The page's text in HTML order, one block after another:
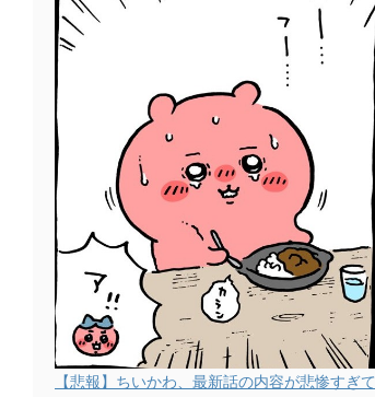
【悲報】ちいかわ、最新話の内容が悲惨すぎて